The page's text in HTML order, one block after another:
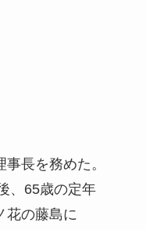
長を務めた。
、65歳の定年
花の藤島に